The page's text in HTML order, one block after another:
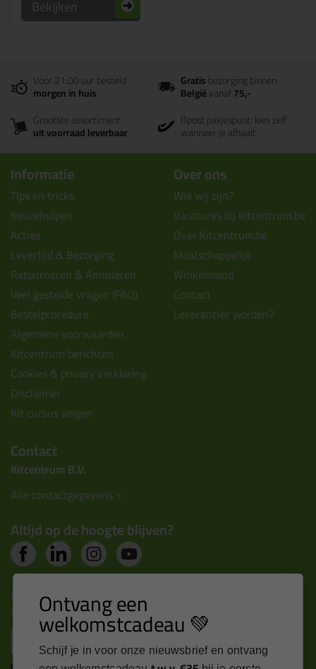
Bekijken
Voor 21:00 uur besteld
morgen in huis
Gratisbezorging binnen
Belgiëvanaf75,-
Grootste assortiment
uit voorraad leverbaar
Bpost pakjespunt: kies zelf
wanneer je afhaalt
Informatie
Tips en tricks
Keuzehulpen
Acties
Levertijd & Bezorging
Retourneren & Annuleren
Veel gestelde vragen (FAQ)
Bestelprocedure
Algemene voorwaarden
Kitcentrum berichten
Cookies & privacy verklaring
Disclaimer
Kit cursus volgen
Over ons
Wie wij zijn?
Vacatures bij kitcentrum.be
Over Kitcentrum.be
Maatschappelijk
Winkelmand
Contact
Leverancier worden?
Contact
Kitcentrum B.V.
Alle contactgegevens >
Altijd op de hoogte blijven?
Nieuws, tips en exclusieve deals rechtstreeks in je
inbox Ontvang een
welkomstcadeau 💚
Schijf je in voor onze nieuwsbrief en ontvang